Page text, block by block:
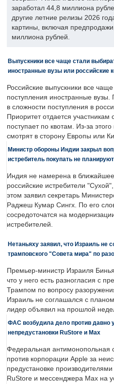
заработал 44,8 миллиона
другие летние релизы 2026
картины, включая
миллиона рублей.
Выпускники все чаще стали
иностранные вузы или российские
Российские выпускники все
поступления иностранные вузы.
в сложности поступления в
Приоритет отдается
поступает по квотам. Из-за
смотрят в сторону Европы или
Министр обороны Индии закрыл
истребитель покупать не планируют
Индия не намерена в
российские истребители
этом заявил секретарь
Раджеш Кумар Сингх. По его
сосредоточатся на
истребителей.
Нетаньяху заявил, что Израиль не
трамповского "Совета мира" по
Премьер-министр Израиля
что у него есть разногласия с
Трампом по вопросу
Израиль не соглашался с
лидер объявил на прошлой
ФАС возбудила дело против давно
непредустановки RuStore и Max
Федеральная антимонопольная
против корпорации Apple за
предустановке
RuStore и мессенджера Max на